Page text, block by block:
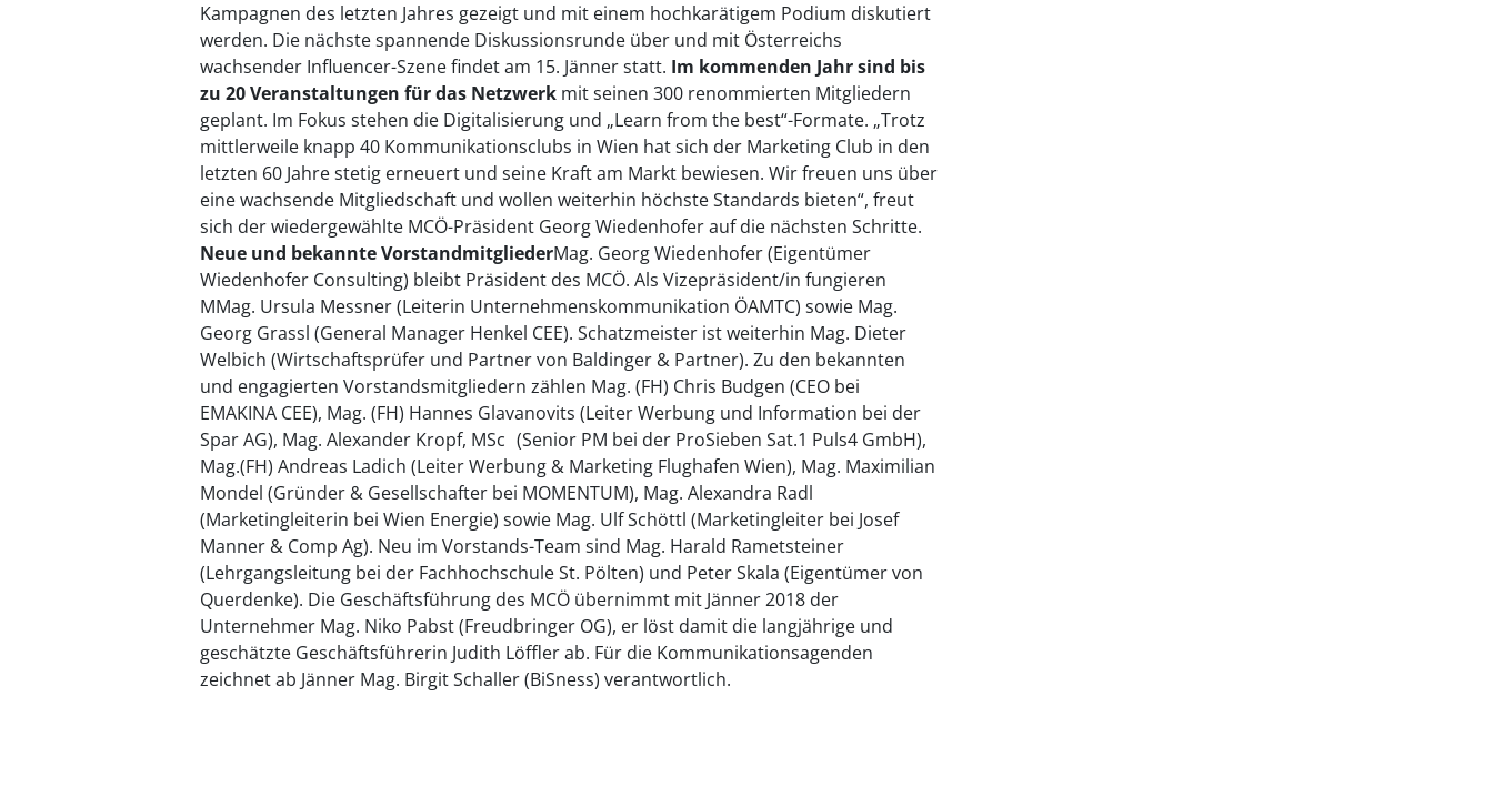
Kampagnen des letzten Jahres gezeigt und mit einem hochkarätigem Podium diskutiert
werden. Die nächste spannende Diskussionsrunde über und mit Österreichs
wachsender Influencer-Szene findet am 15. Jänner statt. Im kommenden Jahr sind bis
zu 20 Veranstaltungen für das Netzwerk mit seinen 300 renommierten Mitgliedern
geplant. Im Fokus stehen die Digitalisierung und „Learn from the best“-Formate. „Trotz
mittlerweile knapp 40 Kommunikationsclubs in Wien hat sich der Marketing Club in den
letzten 60 Jahre stetig erneuert und seine Kraft am Markt bewiesen. Wir freuen uns über
eine wachsende Mitgliedschaft und wollen weiterhin höchste Standards bieten“, freut
sich der wiedergewählte MCÖ-Präsident Georg Wiedenhofer auf die nächsten Schritte.
Neue und bekannte VorstandmitgliederMag. Georg Wiedenhofer (Eigentümer
Wiedenhofer Consulting) bleibt Präsident des MCÖ. Als Vizepräsident/in fungieren
MMag. Ursula Messner (Leiterin Unternehmenskommunikation ÖAMTC) sowie Mag.
Georg Grassl (General Manager Henkel CEE). Schatzmeister ist weiterhin Mag. Dieter
Welbich (Wirtschaftsprüfer und Partner von Baldinger & Partner). Zu den bekannten
und engagierten Vorstandsmitgliedern zählen Mag. (FH) Chris Budgen (CEO bei
EMAKINA CEE), Mag. (FH) Hannes Glavanovits (Leiter Werbung und Information bei der
Spar AG), Mag. Alexander Kropf, MSc (Senior PM bei der ProSieben Sat.1 Puls4 GmbH),
Mag.(FH) Andreas Ladich (Leiter Werbung & Marketing Flughafen Wien), Mag. Maximilian
Mondel (Gründer & Gesellschafter bei MOMENTUM), Mag. Alexandra Radl
(Marketingleiterin bei Wien Energie) sowie Mag. Ulf Schöttl (Marketingleiter bei Josef
Manner & Comp Ag). Neu im Vorstands-Team sind Mag. Harald Rametsteiner
(Lehrgangsleitung bei der Fachhochschule St. Pölten) und Peter Skala (Eigentümer von
Querdenke). Die Geschäftsführung des MCÖ übernimmt mit Jänner 2018 der
Unternehmer Mag. Niko Pabst (Freudbringer OG), er löst damit die langjährige und
geschätzte Geschäftsführerin Judith Löffler ab. Für die Kommunikationsagenden
zeichnet ab Jänner Mag. Birgit Schaller (BiSness) verantwortlich.